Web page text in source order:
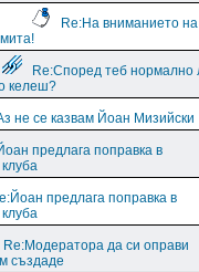
Re:На вниманието на
Re:Според теб нормално
келеш?
не се казвам Йоан Мизийски
предлага поправка в
предлага поправка в
Re:Модератора да си оправи
създаде